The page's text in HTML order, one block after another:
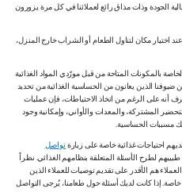
الجودة وذات مذاق رائع لعملائنا في كل مرة يزورون
اختيار مكان لتناول الطعام أو الشراب خارج المنزل،
بالمكونات المتاحة من قبل مورّدي المواد الغذائية
ضيوفنا الذين يعانون من الحساسية الغذائية من تحديد
أنه على الرغم من اتخاذ الاحتياطات، فإن عمليات
المشتركة، والمعدات والأواني، وإمكانية وجود
مسببات الحساسية.
احتياجات غذائية خاصة على زيارةتواصل
لطرح الأسئلة المتعلقة بنظامهم الغذائي. نظراً
هم الأقدر على تقديم توصيات للعملاء الذين
خاصة. إذا كانت لديك أسئلة حول طعامنا، يُرجى التواصل